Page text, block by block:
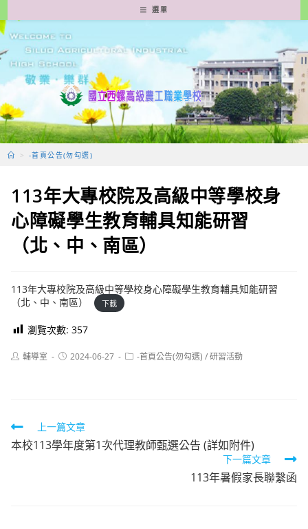
轉
至
要
容
選單
> -首頁公告(勿勾選)
113年大專校院及高級中等學校身
心障礙學生教育輔具知能研習
（北、中、南區）
113年大專校院及高級中等學校身心障礙學生教育輔具知能研習
（北、中、南區）
下載
瀏覽次數: 357
Post輔導室
Post2024-06-27
Post-首頁公告(勿勾選) /研習活動
Read
more
上一篇文章
本校113學年度第1次代理教師甄選公告 (詳如附件)
下一篇文章
113年暑假家長聯繫函